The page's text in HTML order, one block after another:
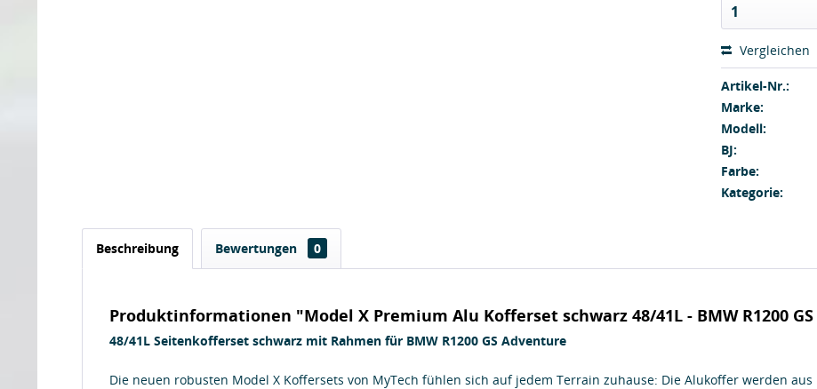
1
Vergleichen
Artikel-Nr.:
Marke:
Modell:
BJ:
Farbe:
Kategorie:
Beschreibung Bewertungen 0
Produktinformationen "Model X Premium Alu Kofferset schwarz 48/41L - BMW R1200
48/41L Seitenkofferset schwarz mit Rahmen für BMW R1200 GS Adventure
Die neuen robusten Model X Koffersets von MyTech fühlen sich auf jedem Terrain zuhause: Die Alukoffer werden